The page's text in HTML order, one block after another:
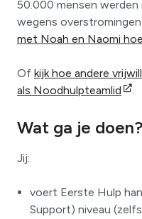
50.000 mensen werden
wegens
met Noah en Naomi
Of kijk hoe andere
als Noodhulpteamlid
.
Wat ga je doen?
Jij:
voert Eerste Hulp
Support) niveau